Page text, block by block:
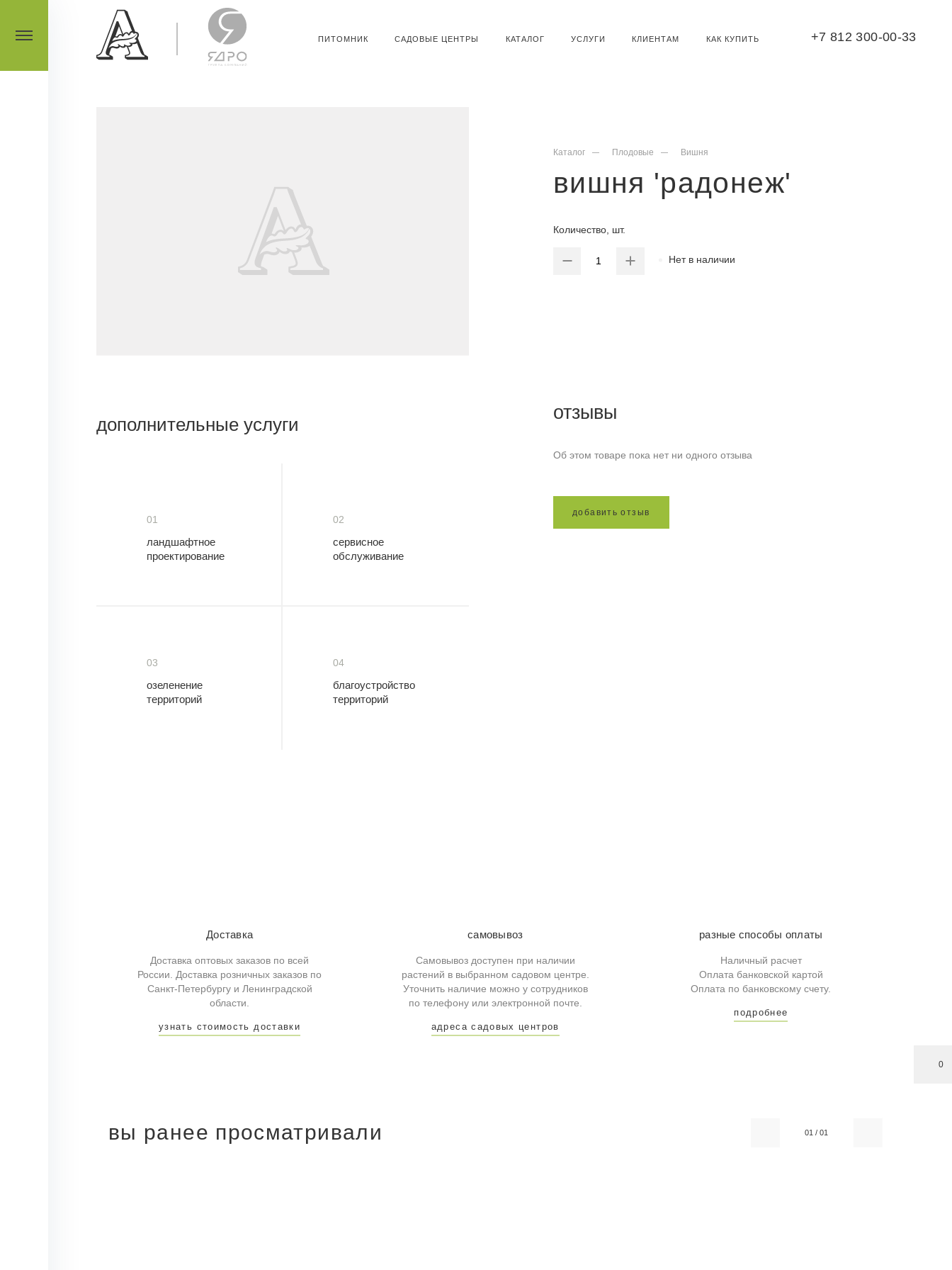
0
ПИТОМНИК САДОВЫЕ ЦЕНТРЫ КАТАЛОГ УСЛУГИ КЛИЕНТАМ КАК КУПИТЬ +7 812 300-00-33
дополнительные услуги
01
ландшафтное
проектирование
02
сервисное
обслуживание
03
озеленение
территорий
04
благоустройство
территорий
Каталог Плодовые Вишня
вишня 'радонеж'
Количество, шт.
Нет в наличии
отзывы
Об этом товаре пока нет ни одного отзыва
до бавить о тз ыв
Доставка
Доставка оптовых заказов по всей
России. Доставка розничных заказов по
Санкт-Петербургу и Ленинградской
области.
узнать стоимость доставки
самовывоз
Самовывоз доступен при наличии
растений в выбранном садовом центре.
Уточнить наличие можно у сотрудников
по телефону или электронной почте.
адреса садовых центров
разные способы оплаты
Наличный расчет
Оплата банковской картой
Оплата по банковскому счету.
подробнее
вы ранее просматривали 01 /01